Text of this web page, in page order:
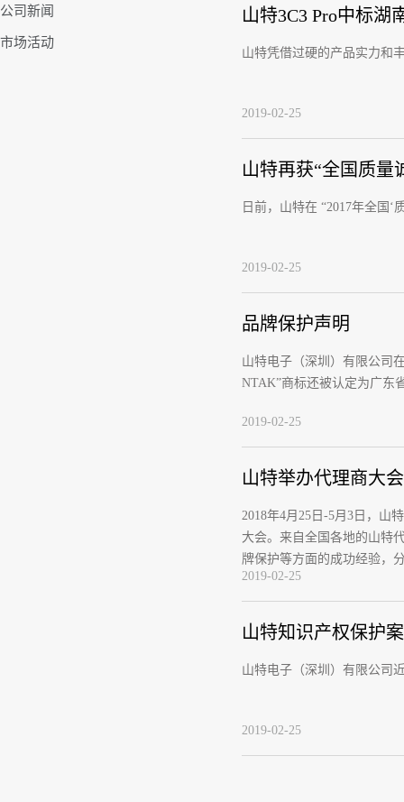
公司新闻
市场活动
山特3C3 Pro中标湖
山特凭借过硬的产品实力和
2019-02-25
山特再获“全国质量
日前，山特在 “2017年全国
2019-02-25
品牌保护声明
山特电子（深圳）有限公司
NTAK”商标还被认定为广东
2019-02-25
山特举办代理商大
2018年4月25日-5月3日，山
大会。来自全国各地的山特
牌保护等方面的成功经验，
2019-02-25
山特知识产权保护
山特电子（深圳）有限公司
2019-02-25